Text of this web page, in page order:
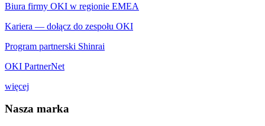
Biura firmy OKI w regionie EMEA
Kariera — dołącz do zespołu OKI
Program partnerski Shinrai
OKI PartnerNet
więcej
Nasza marka